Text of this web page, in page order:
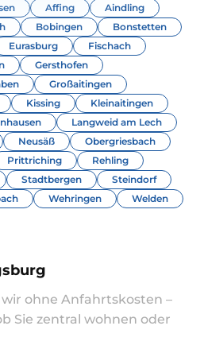
Affing
Aindling
Bobingen
Bonstetten
Eurasburg
Fischach
Gersthofen
Großaitingen
Kissing
Kleinaitingen
Langweid am Lech
Neusäß
Obergriesbach
Prittriching
Rehling
Stadtbergen
Steindorf
Wehringen Welden
ohne Anfahrtskosten –
Sie zentral wohnen oder